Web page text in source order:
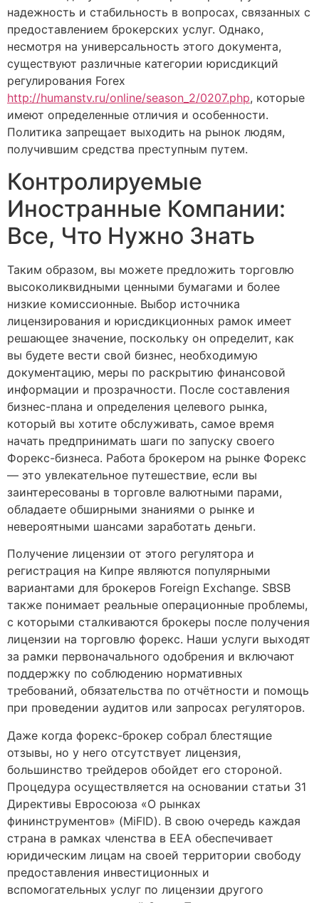
надежность и стабильность в вопросах, связанных с
предоставлением брокерских услуг. Однако,
несмотря на универсальность этого документа,
существуют различные категории юрисдикций
регулирования Forex
http://humanstv.ru/online/season_2/0207.php, которые
имеют определенные отличия и особенности.
Политика запрещает выходить на рынок людям,
получившим средства преступным путем.
Контролируемые
Иностранные Компании:
Все, Что Нужно Знать
Таким образом, вы можете предложить торговлю
высоколиквидными ценными бумагами и более
низкие комиссионные. Выбор источника
лицензирования и юрисдикционных рамок имеет
решающее значение, поскольку он определит, как
вы будете вести свой бизнес, необходимую
документацию, меры по раскрытию финансовой
информации и прозрачности. После составления
бизнес-плана и определения целевого рынка,
который вы хотите обслуживать, самое время
начать предпринимать шаги по запуску своего
Форекс-бизнеса. Работа брокером на рынке Форекс
— это увлекательное путешествие, если вы
заинтересованы в торговле валютными парами,
обладаете обширными знаниями о рынке и
невероятными шансами заработать деньги.
Получение лицензии от этого регулятора и
регистрация на Кипре являются популярными
вариантами для брокеров Foreign Exchange. SBSB
также понимает реальные операционные проблемы,
с которыми сталкиваются брокеры после получения
лицензии на торговлю форекс. Наши услуги выходят
за рамки первоначального одобрения и включают
поддержку по соблюдению нормативных
требований, обязательства по отчётности и помощь
при проведении аудитов или запросах регуляторов.
Даже когда форекс-брокер собрал блестящие
отзывы, но у него отсутствует лицензия,
большинство трейдеров обойдет его стороной.
Процедура осуществляется на основании статьи 31
Директивы Евросоюза «О рынках
фининструментов» (MiFID). В свою очередь каждая
страна в рамках членства в ЕЕА обеспечивает
юридическим лицам на своей территории свободу
предоставления инвестиционных и
вспомогательных услуг по лицензии другого